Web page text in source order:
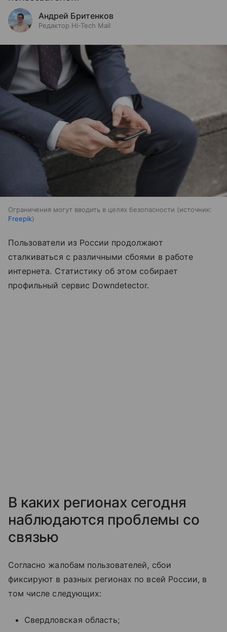
Андрей Бритенков
Редактор Hi-Tech Mail
Ограничения могут вводить в целях безопасности
источник:
Freepik
Пользователи из России продолжают
сталкиваться с различными сбоями в работе
интернета. Статистику об этом собирает
профильный сервис Downdetector.
В каких регионах сегодня
наблюдаются проблемы со
связью
Согласно жалобам пользователей, сбои
фиксируют в разных регионах по всей России, в
том числе следующих:
Свердловская область;